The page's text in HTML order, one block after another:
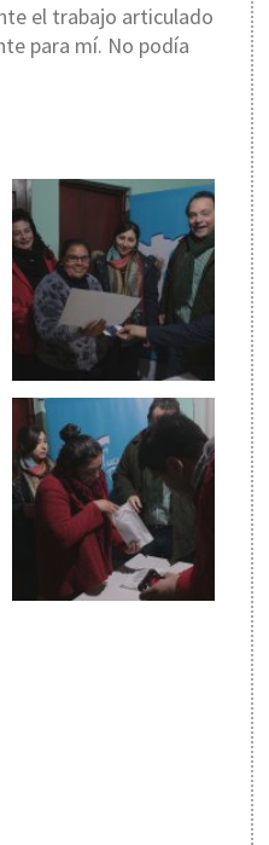
el trabajo articulado
para mí. No podía